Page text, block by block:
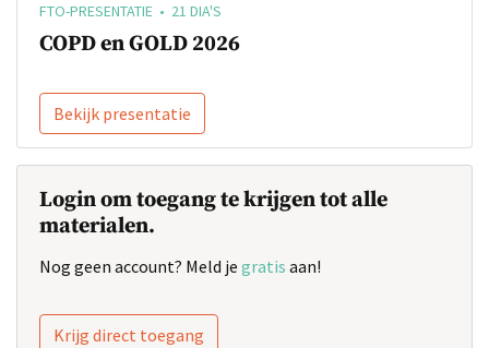
FTO-PRESENTATIE • 21 DIA'S
COPD en GOLD 2026
Bekijk presentatie
Login om toegang te krijgen tot alle
materialen.
Nog geen account? Meld je gratis aan!
Krijg direct toegang